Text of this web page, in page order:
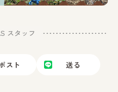
スタッフ
スト 送る